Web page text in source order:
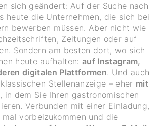
sich geändert: Auf der Suche nach
heute die Unternehmen, die sich bei
bewerben müssen. Aber nicht wie
Zeitungen oder auf
Sondern am besten dort, wo sich
heute aufhalten:auf Instagram,
digitalen Plattformen. Und auch
Stellenanzeige – eher mit
, in dem Sie Ihren gastronomischen
Verbunden mit einer Einladung,
vorbeizukommen und die